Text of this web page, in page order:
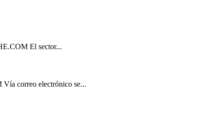
El sector...
correo electrónico se...